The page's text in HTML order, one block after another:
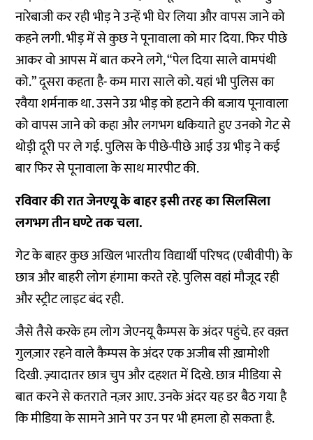
नारेबाजी कर रही भीड़ ने उन्हें भी घेर लिया और वापस जाने को
कहने लगी. भीड़ में से कुछ ने पूनावाला को मार दिया. फिर पीछे
आकर वो आपस में बात करने लगे, “पेल दिया साले वामपंथी
को.” दूसरा कहता है- कम मारा साले को. यहां भी पुलिस का
रवैया शर्मनाक था. उसने उग्र भीड़ को हटाने की बजाय पूनावाला
को वापस जाने को कहा और लगभग धकियाते हुए उनको गेट से
थोड़ी दूरी पर ले गई. पुलिस के पीछे-पीछे आई उग्र भीड़ ने कई
बार फिर से पूनावाला के साथ मारपीट की.
रविवार की रात जेनएयू के बाहर इसी तरह का सिलसिला
लगभग तीन घण्टे तक चला.
गेट के बाहर कुछ अखिल भारतीय विद्यार्थी परिषद (एबीवीपी) के
छात्र और बाहरी लोग हंगामा करते रहे. पुलिस वहां मौजूद रही
और स्ट्रीट लाइट बंद रही.
जैसे तैसे करके हम लोग जेएनयू कैम्पस के अंदर पहुंचे. हर वक़्त
गुलज़ार रहने वाले कैम्पस के अंदर एक अजीब सी ख़ामोशी
दिखी. ज़्यादातर छात्र चुप और दहशत में दिखे. छात्र मीडिया से
बात करने से कतराते नज़र आए. उनके अंदर यह डर बैठ गया है
कि मीडिया के सामने आने पर उन पर भी हमला हो सकता है.